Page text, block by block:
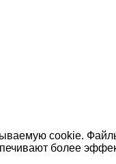
cookie.
более